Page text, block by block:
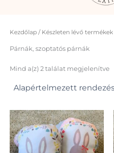
Kezdőlap / Készleten lévő termékek
Párnák, szoptatós párnák
Mind a(z) 2 találat megjelenítve